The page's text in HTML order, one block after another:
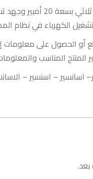
الكهرباء في نظام
أو الحصول على
المنتج المناسب
– اسانسير– اسنسير–